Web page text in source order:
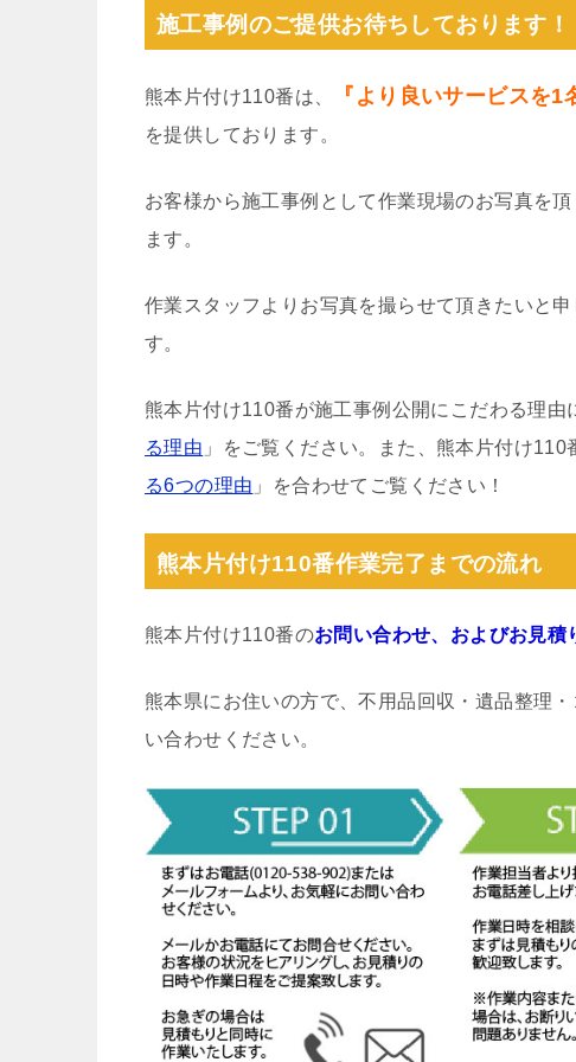
施工事例のご提供お待ちしております！
熊本片付け110番は、 『より良いサービスを1
を提供しております。
お客様から施工事例として作業現場のお写真を
ます。
作業スタッフよりお写真を撮らせて頂きたいと
す。
熊本片付け110番が施工事例公開にこだわる理由
る理由 」をご覧ください。また、熊本片付け110
る6つの理由 」を合わせてご覧ください！
熊本片付け110番作業完了までの流れ
熊本片付け110番のお問い合わせ、およびお見積
熊本県にお住いの方で、不用品回収・遺品整理
い合わせください。